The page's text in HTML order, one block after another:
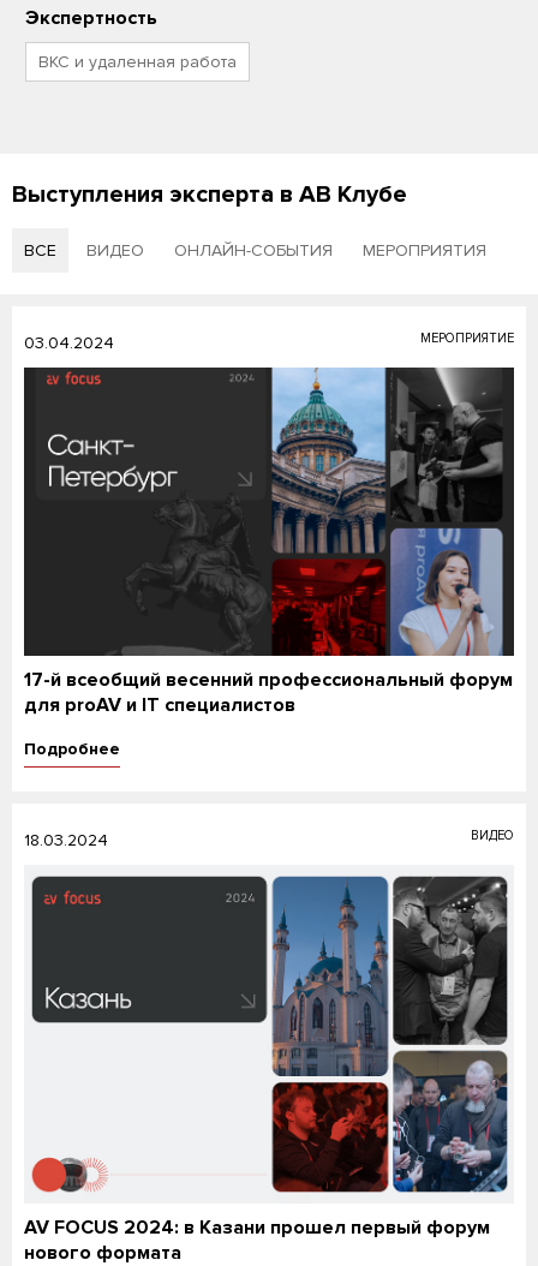
Экспертность
ВКС и удаленная работа
Выступления эксперта в АВ Клубе
ВСЕ ВИДЕО ОНЛАЙН-СОБЫТИЯ МЕРОПРИЯТИЯ
03.04.2024 МЕРОПРИЯТИЕ
17-й всеобщий весенний профессиональный форум
для proAV и IT специалистов
Подробнее
18.03.2024 ВИДЕО
AV FOCUS 2024: в Казани прошел первый форум
нового формата